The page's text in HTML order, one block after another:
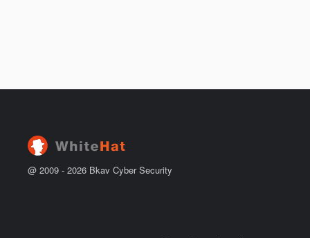
@ 2009 - 2026 Bkav Cyber Security